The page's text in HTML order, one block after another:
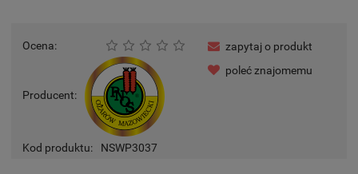
Ocena:
Producent:
Kod produktu: NSWP3037
zapytaj o produkt
poleć znajomemu